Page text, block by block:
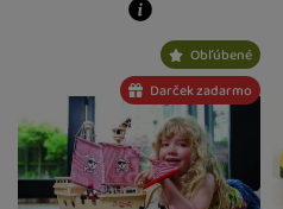
Kdy zboží dostanete?
Osobný odber vo výdajnom mieste
14. 8.
Obľúbené
Darček zadarmo